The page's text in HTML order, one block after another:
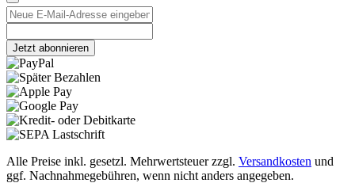
Jetzt abonnieren
Alle Preise inkl. gesetzl. Mehrwertsteuer zzgl. Versandkosten und
ggf. Nachnahmegebühren, wenn nicht anders angegeben.